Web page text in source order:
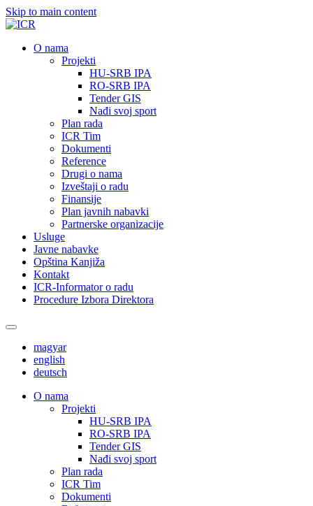
Skip to main content
О nama
Projekti
HU-SRB IPA
RO-SRB IPA
Tender GIS
Nađi svoj sport
Plan rada
ICR Tim
Dokumenti
Reference
Drugi o nama
Izveštaji o radu
Finansije
Plan javnih nabavki
Partnerske organizacije
Usluge
Javne nabavke
Opština Kanjiža
Kontakt
ICR-Informator o radu
Procedure Izbora Direktora
magyar
english
deutsch
О nama
Projekti
HU-SRB IPA
RO-SRB IPA
Tender GIS
Nađi svoj sport
Plan rada
ICR Tim
Dokumenti